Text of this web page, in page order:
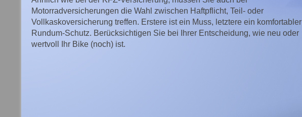
Motorradversicherungen die Wahl zwischen Haftpflicht, Teil- oder
Vollkaskoversicherung treffen. Erstere ist ein Muss, letztere ein komfortabler
Rundum-Schutz. Berücksichtigen Sie bei Ihrer Entscheidung, wie neu oder
wertvoll Ihr Bike (noch) ist.